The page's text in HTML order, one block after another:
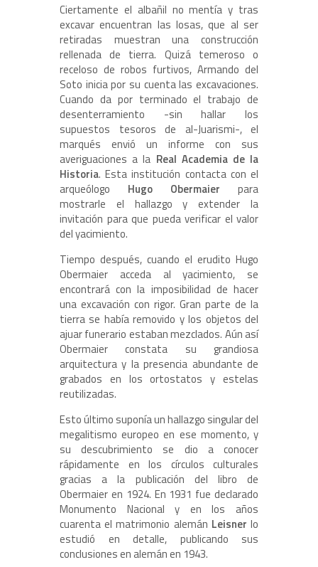
Ciertamente el albañil no mentía y tras
excavar encuentran las losas, que al ser
retiradas muestran una construcción
rellenada de tierra. Quizá temeroso o
receloso de robos furtivos, Armando del
Soto inicia por su cuenta las excavaciones.
Cuando da por terminado el trabajo de
desenterramiento -sin hallar los
supuestos tesoros de al-Juarismi-, el
marqués envió un informe con sus
averiguaciones a la Real Academia de la
Historia. Esta institución contacta con el
arqueólogo Hugo Obermaier para
mostrarle el hallazgo y extender la
invitación para que pueda verificar el valor
del yacimiento.
Tiempo después, cuando el erudito Hugo
Obermaier acceda al yacimiento, se
encontrará con la imposibilidad de hacer
una excavación con rigor. Gran parte de la
tierra se había removido y los objetos del
ajuar funerario estaban mezclados. Aún así
Obermaier constata su grandiosa
arquitectura y la presencia abundante de
grabados en los ortostatos y estelas
reutilizadas.
Esto último suponía un hallazgo singular del
megalitismo europeo en ese momento, y
su descubrimiento se dio a conocer
rápidamente en los círculos culturales
gracias a la publicación del libro de
Obermaier en 1924. En 1931 fue declarado
Monumento Nacional y en los años
cuarenta el matrimonio alemán Leisner lo
estudió en detalle, publicando sus
conclusiones en alemán en 1943.